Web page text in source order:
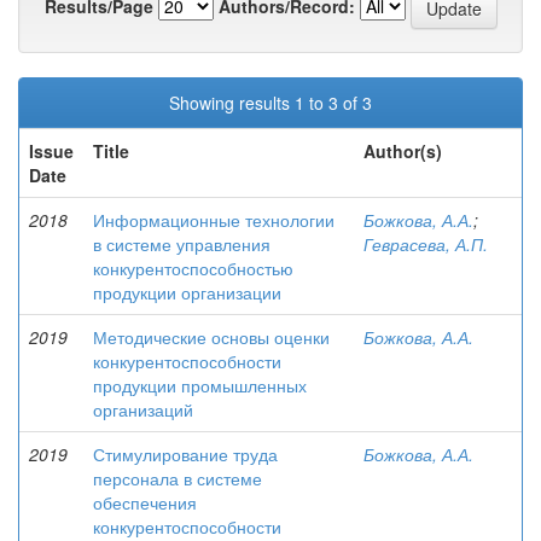
Results/Page
Authors/Record:
Showing results 1 to 3 of 3
Issue
Date
Title Author(s)
2018
Информационные технологии
в системе управления
конкурентоспособностью
продукции организации
Божкова, А.А.;
Геврасева, А.П.
2019
Методические основы оценки
конкурентоспособности
продукции промышленных
организаций
Божкова, А.А.
2019
Стимулирование труда
персонала в системе
обеспечения
конкурентоспособности
Божкова, А.А.